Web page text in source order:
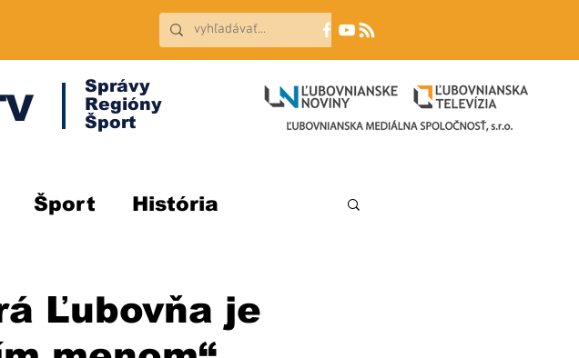
Správy
Regióny
Šport
Šport História
Ľubovňa je